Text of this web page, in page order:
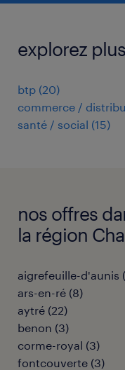
explorez
btp (20)
commerce /
santé / social (15)
nos offres
la région
aigrefeuille-d'aunis (
ars-en-ré (8)
aytré (22)
benon (3)
corme-royal (3)
fontcouverte (3)